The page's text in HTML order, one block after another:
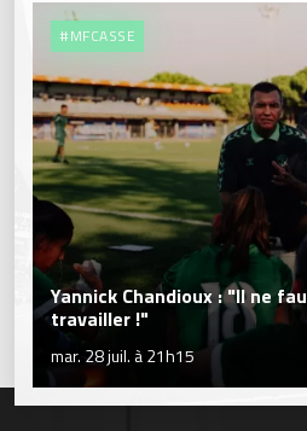
#MFCASSE
Yannick Chandioux : "Il ne
travailler !"
mar. 28 juil. à 21h15